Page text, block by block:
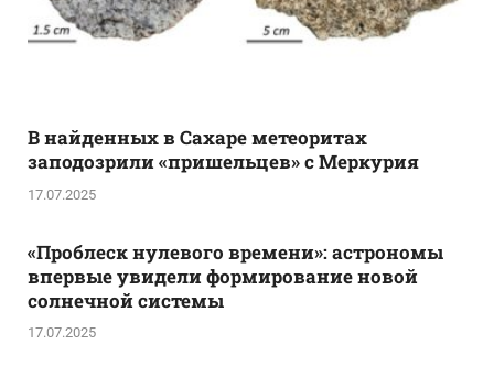
В найденных в Сахаре метеоритах
заподозрили «пришельцев» с Меркурия
17.07.2025
«Проблеск нулевого времени»: астрономы
впервые увидели формирование новой
солнечной системы
17.07.2025